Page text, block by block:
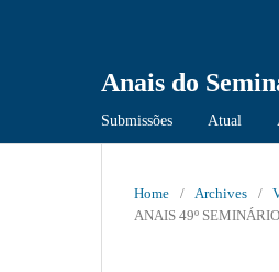
Anais do
Submissões Atual
Home / Archives /
ANAIS 49º